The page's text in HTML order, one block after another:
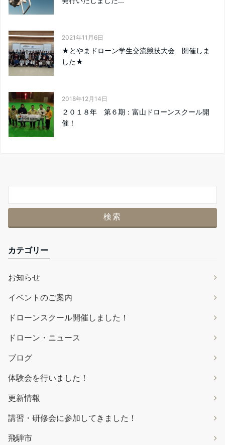
2021年11月6日
★とやまドローン学生交流競技大会 開催しま
した★
2018年12月14日
２０１８年 第６期：富山ドローンスクール開
催！
カテゴリー
お知らせ
イベントのご案内
ドローンスクール開催しました！
ドローン・ニュース
ブログ
体験会を行いました！
更新情報
講習・研修会に参加してきました！
飛騨市